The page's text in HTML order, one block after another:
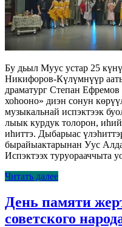
Бу дьыл Муус устар 25
Никифоров-Күлүмнүүр
драматург Степан
хоһооно» диэн сонун
музыкальнай испэктээк
лыык курдук толорон,
иһиттэ. Дыбарыас
бырайыактарынан Уус
Испэктээх туруорааччыта
Читать далее
День памяти
советского